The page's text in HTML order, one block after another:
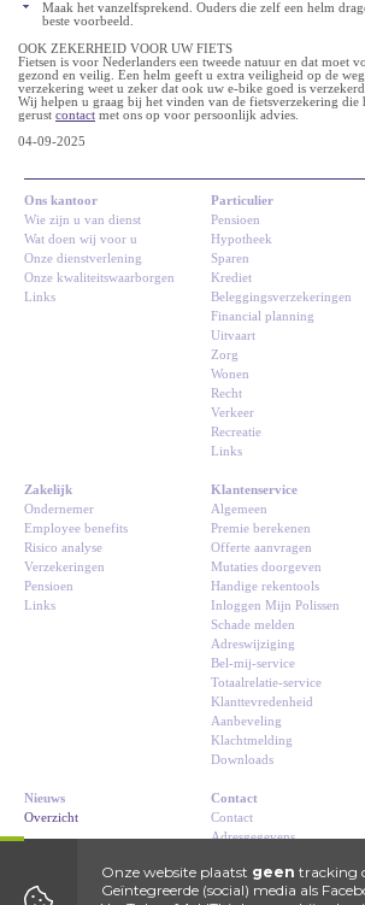
Maak het vanzelfsprekend. Ouders die zelf een helm
beste voorbeeld.
OOK ZEKERHEID VOOR UW FIETS
Fietsen is voor Nederlanders een tweede natuur en dat moet
gezond en veilig. Een helm geeft u extra veiligheid op de
verzekering weet u zeker dat ook uw e-bike goed is verzekerd
Wij helpen u graag bij het vinden van de fietsverzekering die
gerust contact met ons op voor persoonlijk advies.
04-09-2025
Ons kantoor
Wie zijn u van dienst
Wat doen wij voor u
Onze dienstverlening
Onze kwaliteitswaarborgen
Links
Particulier
Pensioen
Hypotheek
Sparen
Krediet
Beleggingsverzekeringen
Financial planning
Uitvaart
Zorg
Wonen
Recht
Verkeer
Recreatie
Links
Zakelijk
Ondernemer
Employee benefits
Risico analyse
Verzekeringen
Pensioen
Links
Klantenservice
Algemeen
Premie berekenen
Offerte aanvragen
Mutaties doorgeven
Handige rekentools
Inloggen Mijn Polissen
Schade melden
Adreswijziging
Bel-mij-service
Totaalrelatie-service
Klanttevredenheid
Aanbeveling
Klachtmelding
Downloads
Nieuws
Overzicht
Contact
Contact
Adresgegevens
Onze website plaatst geen tracking
Geïntegreerde (social) media als